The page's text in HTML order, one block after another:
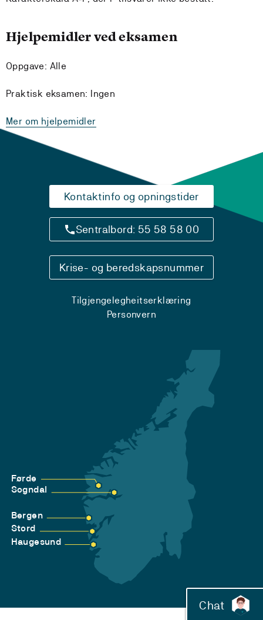
Hjelpemidler ved eksamen
Oppgave: Alle
Praktisk eksamen: Ingen
Mer om hjelpemidler
Kontaktinfo og opningstider
Sentralbord: 55 58 58 00
Krise- og beredskapsnummer
Tilgjengelegheitserklæring
Personvern
Førde
Sogndal
Bergen
Stord
Haugesund
Chat